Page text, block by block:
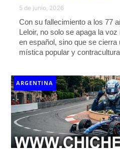
5 de junio, 2026
Con su fallecimiento a los 77
Leloir, no solo se apaga la
en español, sino que se cierra
mística popular y
ARGENTINA